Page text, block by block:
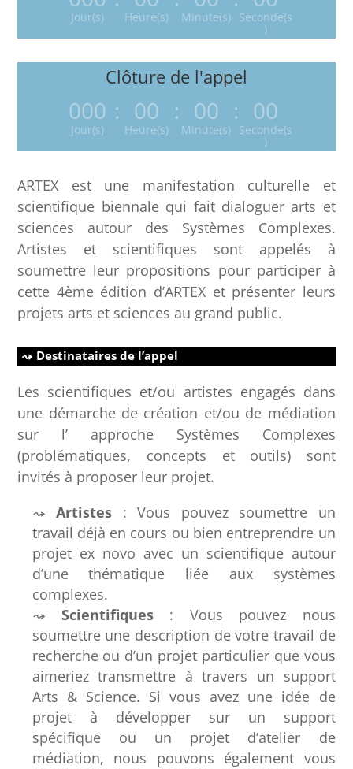
Jour(s) Heure(s) Minute(s) Seconde(s
)
Clôture de l'appel
000
Jour(s)
: 00
Heure(s)
: 00
Minute(s)
: 00
Seconde(s
)
ARTEX est une manifestation culturelle et
scientifique biennale qui fait dialoguer arts et
sciences autour des Systèmes Complexes.
Artistes et scientifiques sont appelés à
soumettre leur propositions pour participer à
cette 4ème édition d’ARTEX et présenter leurs
projets arts et sciences au grand public.
Destinataires de l’appel
Les scientifiques et/ou artistes engagés dans
une démarche de création et/ou de médiation
sur l’ approche Systèmes Complexes
(problématiques, concepts et outils) sont
invités à proposer leur projet.
Artistes : Vous pouvez soumettre un
travail déjà en cours ou bien entreprendre un
projet ex novo avec un scientifique autour
d’une thématique liée aux systèmes
complexes.
Scientifiques : Vous pouvez nous
soumettre une description de votre travail de
recherche ou d’un projet particulier que vous
aimeriez transmettre à travers un support
Arts & Science. Si vous avez une idée de
projet à développer sur un support
spécifique ou un projet d’atelier de
médiation, nous pouvons également vous